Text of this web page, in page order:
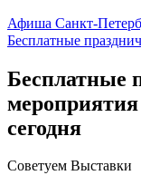
Афиша Санкт-
Бесплатные
Бесплатные
сегодня
Советуем Выставки